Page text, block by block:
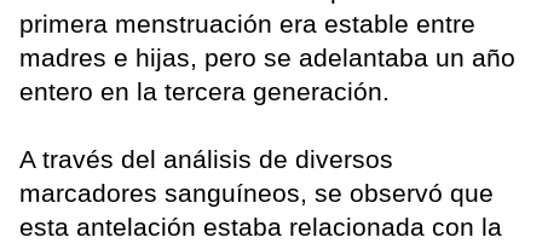
primera menstruación era estable entre
madres e hijas, pero se adelantaba un año
entero en la tercera generación.
A través del análisis de diversos
marcadores sanguíneos, se observó que
esta antelación estaba relacionada con la